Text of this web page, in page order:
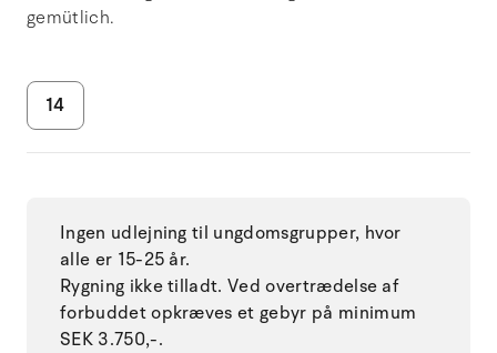
gemütlich.
14
Ingen udlejning til ungdomsgrupper, hvor
alle er 15-25 år.
Rygning ikke tilladt. Ved overtrædelse af
forbuddet opkræves et gebyr på minimum
SEK 3.750,-.